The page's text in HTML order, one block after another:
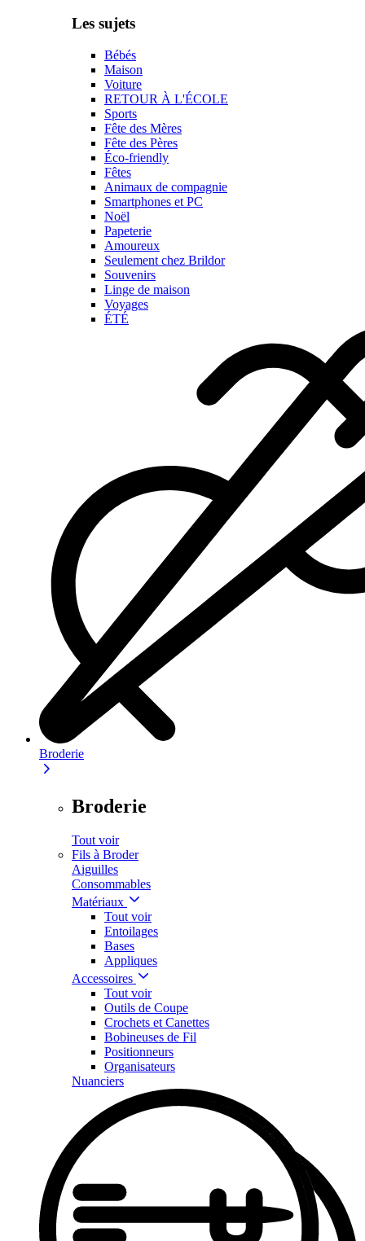
Les sujets
Bébés
Maison
Voiture
RETOUR À L'ÉCOLE
Sports
Fête des Mères
Fête des Pères
Éco-friendly
Fêtes
Animaux de compagnie
Smartphones et PC
Noël
Papeterie
Amoureux
Seulement chez Brildor
Souvenirs
Linge de maison
Voyages
ÉTÉ
Broderie
Broderie
Tout voir
Fils à Broder
Aiguilles
Consommables
Matériaux
Tout voir
Entoilages
Bases
Appliques
Accessoires
Tout voir
Outils de Coupe
Crochets et Canettes
Bobineuses de Fil
Positionneurs
Organisateurs
Nuanciers